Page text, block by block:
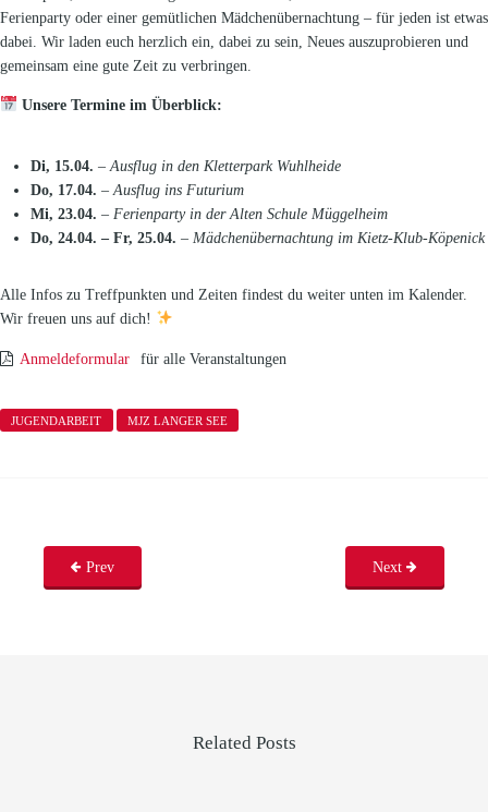
Ferienparty oder einer gemütlichen Mädchenübernachtung – für jeden ist etwas
dabei. Wir laden euch herzlich ein, dabei zu sein, Neues auszuprobieren und
gemeinsam eine gute Zeit zu verbringen.
Unsere Termine im Überblick:
Di, 15.04. – Ausflug in den Kletterpark Wuhlheide
Do, 17.04. – Ausflug ins Futurium
Mi, 23.04. – Ferienparty in der Alten Schule Müggelheim
Do, 24.04. – Fr, 25.04. – Mädchenübernachtung im Kietz-Klub-Köpenick
Alle Infos zu Treffpunkten und Zeiten findest du weiter unten im Kalender.
Wir freuen uns auf dich!
Anmeldeformular für alle Veranstaltungen
JUGENDARBEIT MJZ LANGER SEE
Prev Next
Related Posts